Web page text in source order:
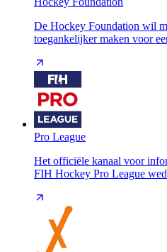
De Hockey Foundation wil
toegankelijker maken voor
Pro League
Het officiële kanaal voor
FIH Hockey Pro League